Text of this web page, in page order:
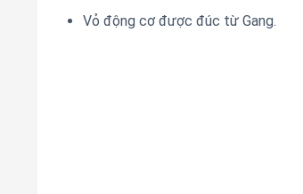
Vỏ động cơ được đúc từ Gang.